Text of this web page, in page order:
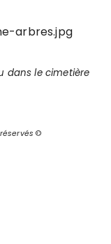
dans le cimetière
©